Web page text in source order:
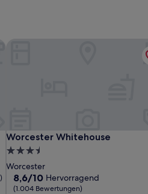
Worcester Whitehouse
Worcester Whitehouse
3.5-
Sterne-
Unterkunft
Worcester
8.6
von
8,6/10 Hervorragend
(1.004 Bewertungen)